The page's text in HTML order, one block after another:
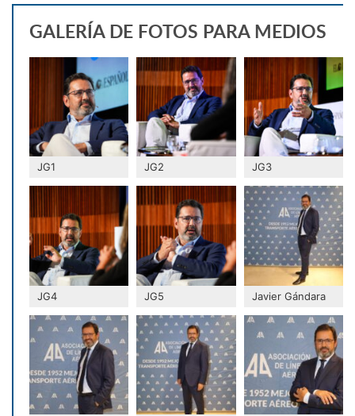
GALERÍA DE FOTOS PARA MEDIOS
JG1 JG2 JG3
JG4 JG5 Javier Gándara